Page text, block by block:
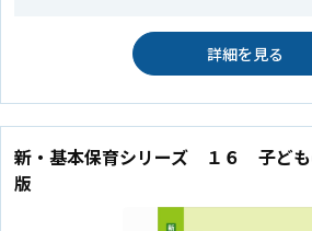
詳細を見る
新・基本保育シリーズ １６ 子ど
版